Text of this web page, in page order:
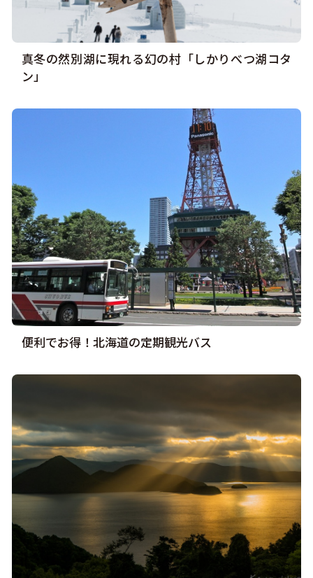
真冬の然別湖に現れる幻の村「しかりべつ湖コタ
ン」
便利でお得！北海道の定期観光バス